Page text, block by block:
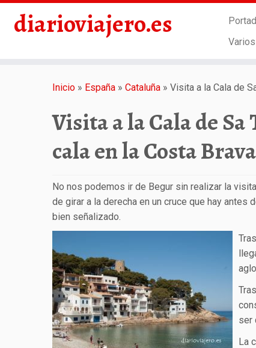
diarioviajero.es
Varios
Inicio » España » Cataluña » Visita a la Cala de
Visita a la Cala de
cala en la Costa Brava
No nos podemos ir de Begur sin realizar la
de girar a la derecha en un cruce que hay
bien señalizado.
ser
La